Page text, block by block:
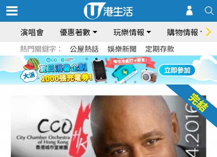
演唱會 優惠著數 玩樂情報 購物情報
熱門關鍵字： 公屋熱話 娛樂新聞 定期存款